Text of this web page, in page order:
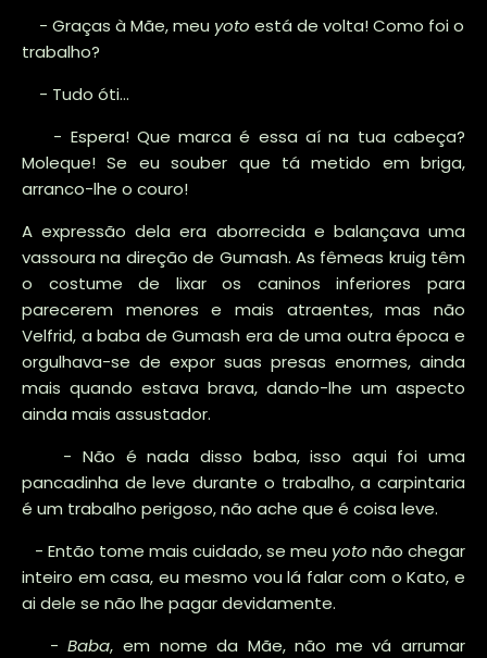
- Graças à Mãe, meu yoto está de volta! Como foi o
trabalho?
- Tudo óti…
- Espera! Que marca é essa aí na tua cabeça?
Moleque! Se eu souber que tá metido em briga,
arranco-lhe o couro!
A expressão dela era aborrecida e balançava uma
vassoura na direção de Gumash. As fêmeas kruig têm
o costume de lixar os caninos inferiores para
parecerem menores e mais atraentes, mas não
Velfrid, a baba de Gumash era de uma outra época e
orgulhava-se de expor suas presas enormes, ainda
mais quando estava brava, dando-lhe um aspecto
ainda mais assustador.
- Não é nada disso baba, isso aqui foi uma
pancadinha de leve durante o trabalho, a carpintaria
é um trabalho perigoso, não ache que é coisa leve.
- Então tome mais cuidado, se meu yoto não chegar
inteiro em casa, eu mesmo vou lá falar com o Kato, e
ai dele se não lhe pagar devidamente.
-Baba, em nome da Mãe, não me vá arrumar